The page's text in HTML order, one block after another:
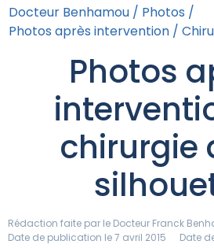
Docteur Benhamou / Photos /
Photos après intervention /
Photos
chirurgie
Rédaction faite par le Docteur Franck
Date de publication le 7 avril 2015
Date